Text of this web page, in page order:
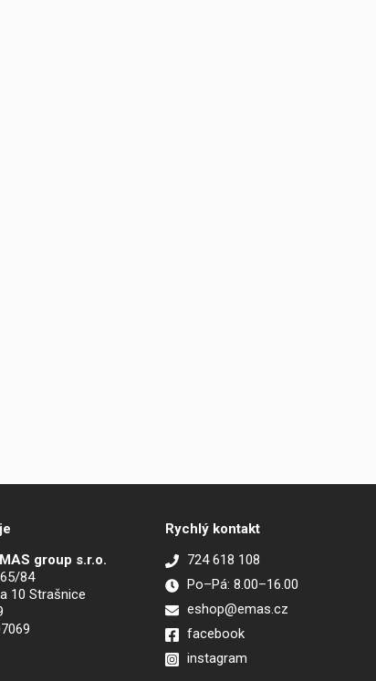
group s.r.o.
84
10 Strašnice
Rychlý kontakt
724 618 108
Po–Pá: 8.00–16.00
eshop@emas.cz
facebook
instagram